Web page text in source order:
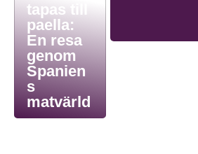
tapas till
paella:
En resa
genom
Spanien
s
matvärld